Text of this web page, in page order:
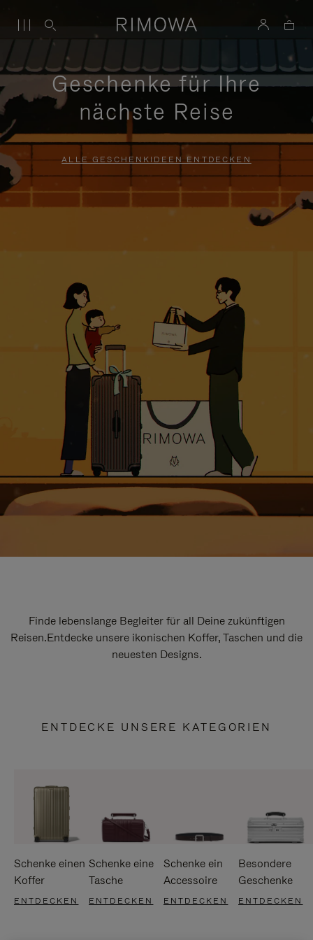
Geschenke für Ihre
nächste Reise
ALLE GESCHENKIDEEN ENTDECKEN
Finde lebenslange Begleiter für all Deine zukünftigen
Reisen.Entdecke unsere ikonischen Koffer, Taschen und die
neuesten Designs.
ENTDECKE UNSERE KATEGORIEN
Schenke einen
Koffer
ENTDECKEN
Schenke eine
Tasche
ENTDECKEN
Schenke ein
Accessoire
ENTDECKEN
Besondere
Geschenke
ENTDECKEN